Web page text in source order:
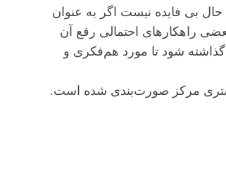
بی فایده نیست اگر به عنوان
راهکار‌های احتمالی رفع آن
شود تا مورد هم‌فکری و
مرکز صورت‌بندی شده است.